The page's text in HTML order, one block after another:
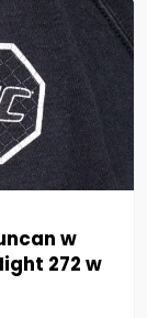
w
272 w